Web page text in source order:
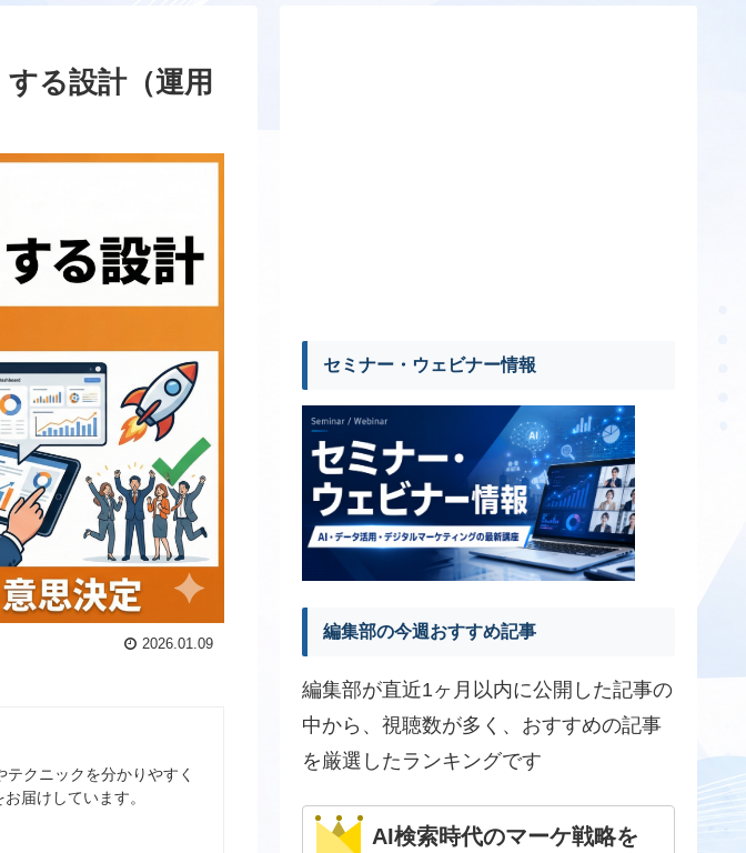
る設計（運用
2026.01.09
クニックを分かりやすく
届けしています。
セミナー・ウェビナー情報
編集部の今週おすすめ記事
編集部が直近1ヶ月以内に公開した記事の
中から、視聴数が多く、おすすめの記事
を厳選したランキングです
AI検索時代のマーケ戦略を